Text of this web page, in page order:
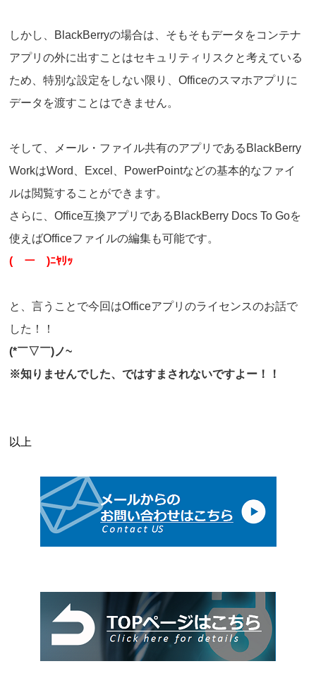
しかし、BlackBerryの場合は、そもそもデータをコンテナ
アプリの外に出すことはセキュリティリスクと考えている
ため、特別な設定をしない限り、Officeのスマホアプリに
データを渡すことはできません。
そして、メール・ファイル共有のアプリであるBlackBerry
WorkはWord、Excel、PowerPointなどの基本的なファイ
ルは閲覧することができます。
さらに、Office互換アプリであるBlackBerry Docs To Goを
使えばOfficeファイルの編集も可能です。
( ￣ー￣)ﾆﾔﾘｯ
と、言うことで今回はOfficeアプリのライセンスのお話で
した！！
(*￣▽￣)ノ~
※知りませんでした、ではすまされないですよー！！
以上